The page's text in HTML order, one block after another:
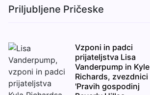
Priljubljene Pričeske
Vzponi in padci
prijateljstva Lisa
Vanderpump in Kyle
Richards, zvezdnici
'Pravih gospodinj